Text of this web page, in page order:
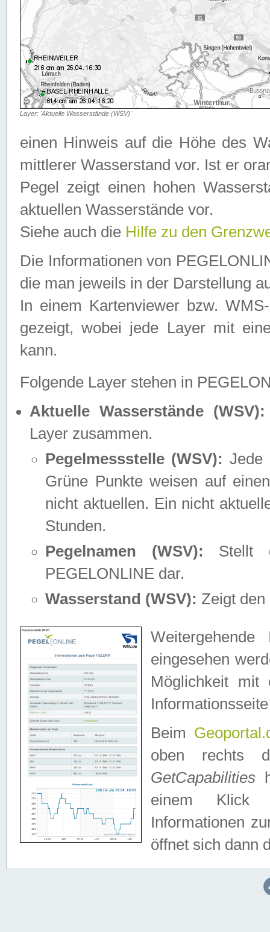
Layer: 'Aktuelle Wasserstände (WSV)'
einen Hinweis auf die Höhe des
mittlerer Wasserstand vor. Ist er
Pegel zeigt einen hohen
aktuellen Wasserstände vor.
Siehe auch die Hilfe zu den
Die Informationen von
die man jeweils in der Darstellung
In einem Kartenviewer bzw.
gezeigt, wobei jede Layer mit
kann.
Folgende Layer stehen in
Aktuelle Wasserstände (WSV):
Layer zusammen.
Pegelmessstelle (WSV): Jede
Grüne Punkte weisen auf
nicht aktuellen. Ein nicht
Stunden.
Pegelnamen (WSV): Stellt
PEGELONLINE dar.
Wasserstand (WSV): Zeigt den
eingesehen
Möglichkeit mit
Beim
oben rechts
GetCapabilities
einem Klick
Informationen
öffnet sich dann